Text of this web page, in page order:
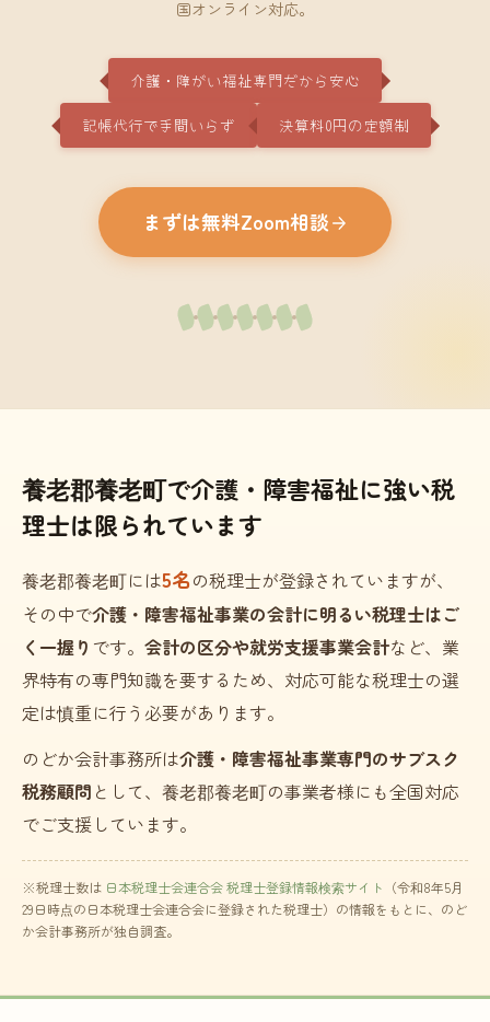
国オンライン対応。
介護・障がい福祉専門だから安心
記帳代行で手間いらず 決算料0円の定額制
まずは無料Zoom相談
養老郡養老町で介護・障害福祉に強い税
理士は限られています
養老郡養老町には5名の税理士が登録されていますが、
その中で介護・障害福祉事業の会計に明るい税理士はご
く一握り です。 会計の区分や就労支援事業会計など、業
界特有の専門知識を要するため、対応可能な税理士の選
定は慎重に行う必要があります。
のどか会計事務所は介護・障害福祉事業専門のサブスク
税務顧問 として、養老郡養老町の事業者様にも全国対応
でご支援しています。
※税理士数は 日本税理士会連合会 税理士登録情報検索サイト （令和8年5月
29日時点の日本税理士会連合会に登録された税理士）の情報をもとに、のど
か会計事務所が独自調査。